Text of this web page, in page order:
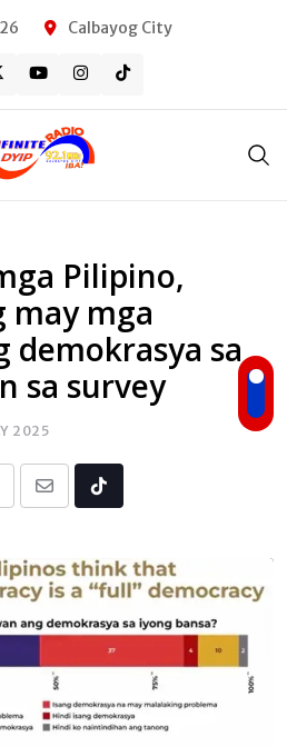
Calbayog City
Pilipino,
may mga
demokrasya sa
sa survey
2025
Share
Email
Tiktok